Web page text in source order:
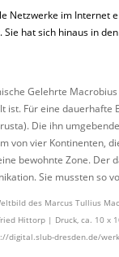
Netzwerke im Internet
hat sich hinaus in
Gelehrte
ist. Für eine dauerhafte
Die ihn
von vier Kontinenten,
bewohnte Zone. Der
Sie mussten so
des Marcus Tullius
Hittorp | Druck, ca. 10 x
digital.slub-dresden.de/